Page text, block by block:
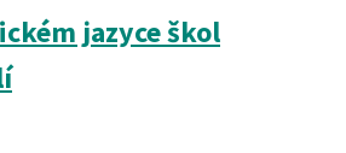
jazyce škol